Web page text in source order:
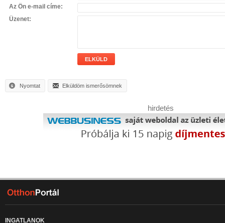
Az Ön e-mail címe:
Üzenet:
ELKÜLD
Nyomtat Elküldöm ismerősömnek
hirdetés
INGATLANOK